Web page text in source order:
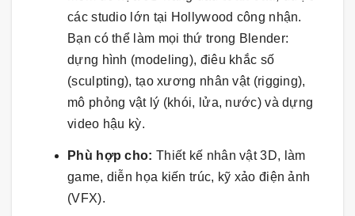
các studio lớn tại Hollywood công nhận.
Bạn có thể làm mọi thứ trong Blender:
dựng hình (modeling), điêu khắc số
(sculpting), tạo xương nhân vật (rigging),
mô phỏng vật lý (khói, lửa, nước) và dựng
video hậu kỳ.
Phù hợp cho: Thiết kế nhân vật 3D, làm
game, diễn họa kiến trúc, kỹ xảo điện ảnh
(VFX).